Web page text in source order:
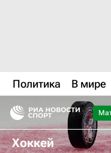
Политика В мире
Хоккей